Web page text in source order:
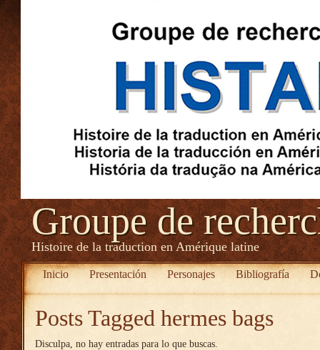
Groupe de
Histoire de la traduction en Amérique latine
Inicio Presentación Personajes Bibliografía
Posts Tagged hermes bags
Disculpa, no hay entradas para lo que buscas.